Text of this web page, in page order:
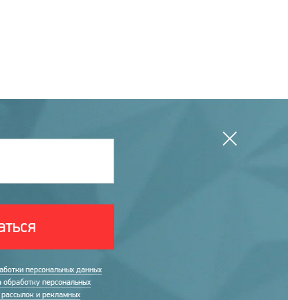
персональных данных
обработку персональных
и рекламных